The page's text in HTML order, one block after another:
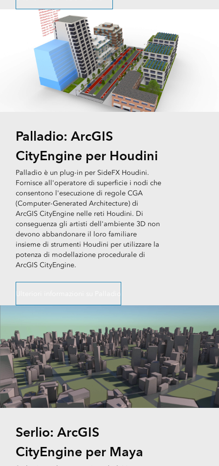
Palladio: ArcGIS
CityEngine per Houdini
Palladio è un plug-in per SideFX Houdini.
Fornisce all'operatore di superficie i nodi che
consentono l'esecuzione di regole CGA
(Computer-Generated Architecture) di
ArcGIS CityEngine nelle reti Houdini. Di
conseguenza gli artisti dell'ambiente 3D non
devono abbandonare il loro familiare
insieme di strumenti Houdini per utilizzare la
potenza di modellazione procedurale di
ArcGIS CityEngine.
Serlio: ArcGIS
CityEngine per Maya